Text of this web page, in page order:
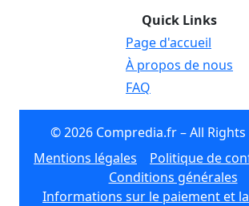
Quick Links
Page d'accueil
À propos de nous
FAQ
© 2026 Compredia.fr – All Rights
Mentions légales
Politique de
Conditions générales
Informations sur le paiement et